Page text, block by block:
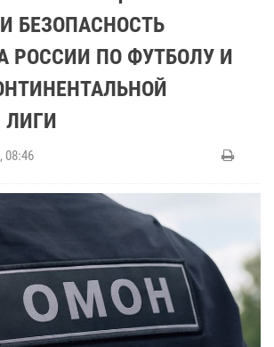
БЕЗОПАСНОСТЬ
РОССИИ ПО ФУТБОЛУ И
ЛИГИ
08:46